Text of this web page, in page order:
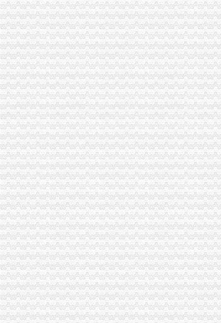
海关推进“放管服”改革进出口注册企业破100万-新华网
海关收发货人登记证书
海关登记,海关登记手续-北京58同城
北京海关：《进出口收发货人登记证书》丢失-报关员网-吧
进出口货物收发货人报关注册登记证书
进出口货物收发货人报关注册登记证的变更-通关监管海关业务咨询-
苏州关务天空苏州区外企业送货园区综保区申请分送集报所需资料及流
海关报关单位注册登记证书
武汉海关：自理报关单位注册登记证是否还有效？
报关企业注册登记审批-石家庄资质审批-石家庄公司注册-石家庄代理
海关报关注册登记证书
报关企业注册登记许可
【广州报关注册登记证书遗失声明登报公司】价格,
海关报关登记证书
申请海关报关单位注册登记证书,海关报关注册信息年度报告范本,
海关报关单位注册登记证书-荣誉证书-常州市金坛区环宇科学仪器厂